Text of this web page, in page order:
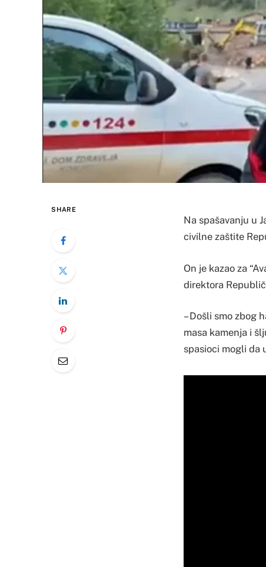
SHARE
Na spašavanju u
civilne zaštite
On je kazao za
direktora
– Došli smo zbog
masa kamenja i
spasioci mogli da